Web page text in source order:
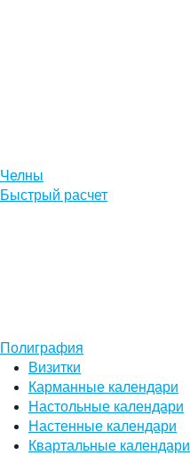
Челны
Быстрый расчет
Полиграфия
Визитки
Карманные календари
Настольные календари
Настенные календари
Квартальные календари